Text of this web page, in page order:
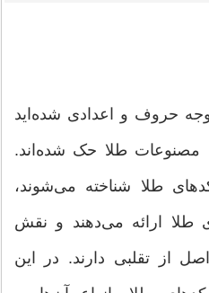
حروف و اعدادی شده‌اید
مصنوعات طلا حک شده‌اند.
طلا شناخته می‌شوند،
طلا ارائه می‌دهند و نقش
از تقلبی دارند. در این